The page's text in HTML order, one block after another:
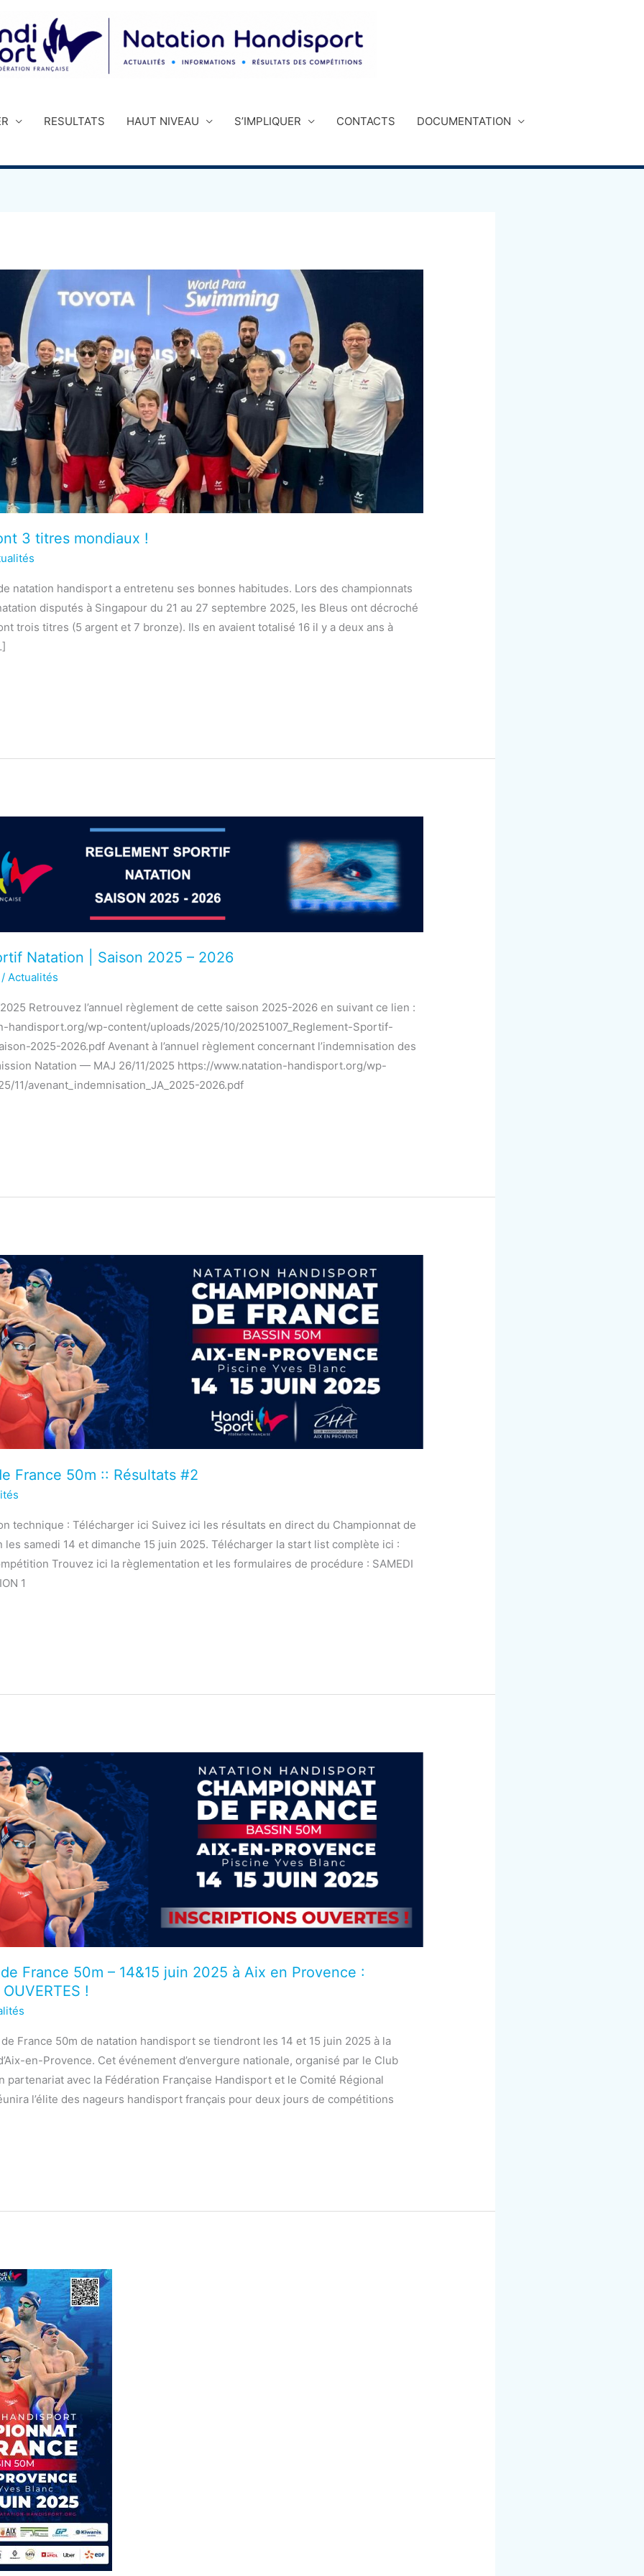
RESULTATS HAUT NIVEAU S’IMPLIQUER CONTACTS DOCUMENTATION
3 titres mondiaux !
natation handisport a entretenu ses bonnes habitudes. Lors des championnats
disputés à Singapour du 21 au 27 septembre 2025, les Bleus ont décroché
trois titres (5 argent et 7 bronze). Ils en avaient totalisé 16 il y a deux ans à
Natation | Saison 2025 – 2026
/Actualités
Retrouvez l’annuel règlement de cette saison 2025-2026 en suivant ce lien :
handisport.org/wp-content/uploads/2025/10/20251007_Reglement-Sportif-
2025-2026.pdf Avenant à l’annuel règlement concernant l’indemnisation des
Natation — MAJ 26/11/2025 https://www.natation-handisport.org/wp-
11/avenant_indemnisation_JA_2025-2026.pdf
France 50m :: Résultats #2
technique : Télécharger ici Suivez ici les résultats en direct du Championnat de
les samedi 14 et dimanche 15 juin 2025. Télécharger la start list complète ici :
Trouvez ici la règlementation et les formulaires de procédure : SAMEDI
1
France 50m – 14&15 juin 2025 à Aix en Provence :
!
France 50m de natation handisport se tiendront les 14 et 15 juin 2025 à la
en-Provence. Cet événement d’envergure nationale, organisé par le Club
partenariat avec la Fédération Française Handisport et le Comité Régional
l’élite des nageurs handisport français pour deux jours de compétitions